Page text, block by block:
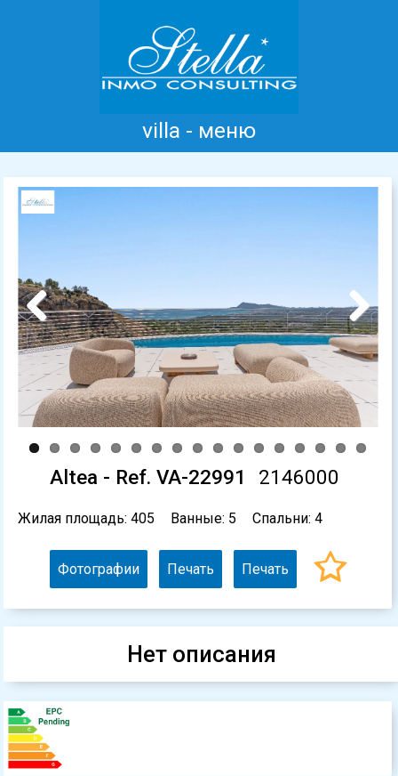
villa - меню
Главная Коста Бланка Продажа
Аренда
Previous Next
Altea - Ref. VA-22991 2146000
Жилая площадь: 405 Ванные: 5 Спальни: 4
Фотографии Печать Печать
Нет описания